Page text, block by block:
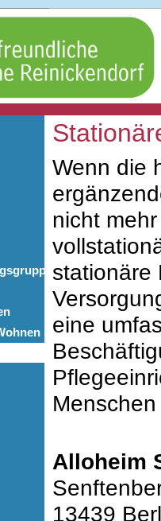
Wenn die
nicht
stationäre
eine
Alloheim
13439